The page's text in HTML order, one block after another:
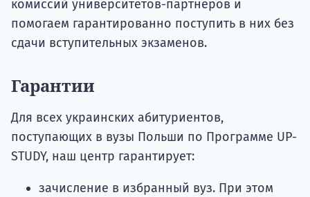
комиссий университетов-партнеров и
помогаем гарантированно поступить в них без
сдачи вступительных экзаменов.
Гарантии
Для всех украинских абитуриентов,
поступающих в вузы Польши по Программе UP-
STUDY, наш центр гарантирует:
зачисление в избранный вуз. При этом